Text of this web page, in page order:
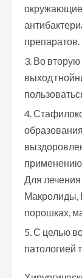
окружающие
препаратов.
Во вторую
выход
применению
Для
Макролиды,
порошках,
С целью
патологией